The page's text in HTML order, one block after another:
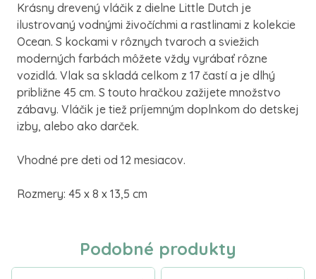
Krásny drevený vláčik z dielne Little Dutch je
ilustrovaný vodnými živočíchmi a rastlinami z kolekcie
Ocean. S kockami v rôznych tvaroch a sviežich
moderných farbách môžete vždy vyrábať rôzne
vozidlá. Vlak sa skladá celkom z 17 častí a je dlhý
približne 45 cm. S touto hračkou zažijete množstvo
zábavy. Vláčik je tiež príjemným doplnkom do detskej
izby, alebo ako darček.
Vhodné pre deti od 12 mesiacov.
Rozmery: 45 x 8 x 13,5 cm
Podobné produkty